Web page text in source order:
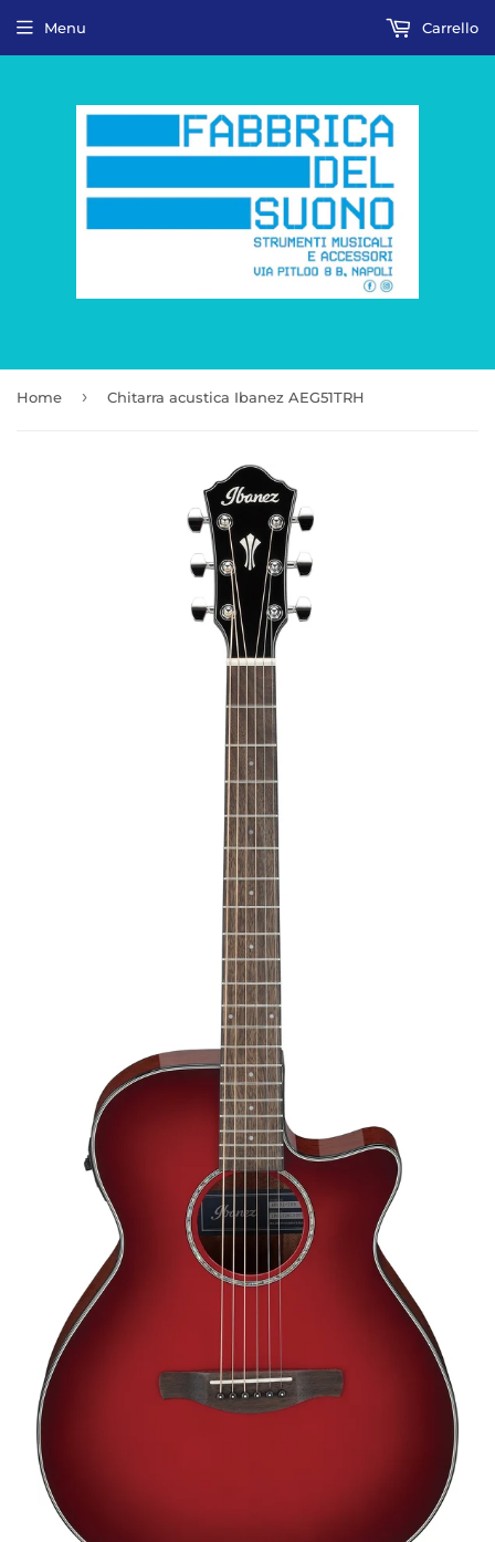
Menu Carrello
Home › Chitarra acustica Ibanez AEG51TRH